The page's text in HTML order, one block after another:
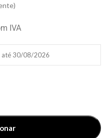
IVA
até 30/08/2026